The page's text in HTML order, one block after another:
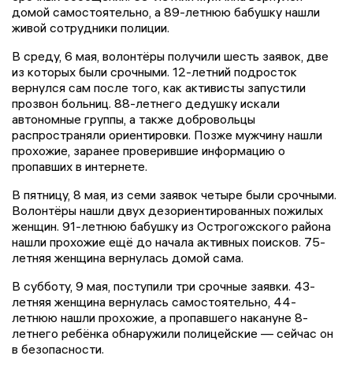
домой самостоятельно, а 89-летнюю бабушку нашли
живой сотрудники полиции.
В среду, 6 мая, волонтёры получили шесть заявок, две
из которых были срочными. 12-летний подросток
вернулся сам после того, как активисты запустили
прозвон больниц. 88-летнего дедушку искали
автономные группы, а также добровольцы
распространяли ориентировки. Позже мужчину нашли
прохожие, заранее проверившие информацию о
пропавших в интернете.
В пятницу, 8 мая, из семи заявок четыре были срочными.
Волонтёры нашли двух дезориентированных пожилых
женщин. 91-летнюю бабушку из Острогожского района
нашли прохожие ещё до начала активных поисков. 75-
летняя женщина вернулась домой сама.
В субботу, 9 мая, поступили три срочные заявки. 43-
летняя женщина вернулась самостоятельно, 44-
летнюю нашли прохожие, а пропавшего накануне 8-
летнего ребёнка обнаружили полицейские — сейчас он
в безопасности.